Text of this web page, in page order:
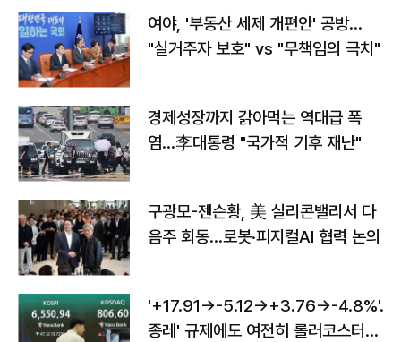
여야, '부동산 세제 개편안' 공방…
"실거주자 보호" vs "무책임의 극치"
경제성장까지 갉아먹는 역대급 폭
염…李대통령 "국가적 기후 재난"
구광모-젠슨황, 美 실리콘밸리서 다
음주 회동…로봇·피지컬AI 협력 논의
'+17.91→-5.12→+3.76→-4.8%'…'
종레' 규제에도 여전히 롤러코스터